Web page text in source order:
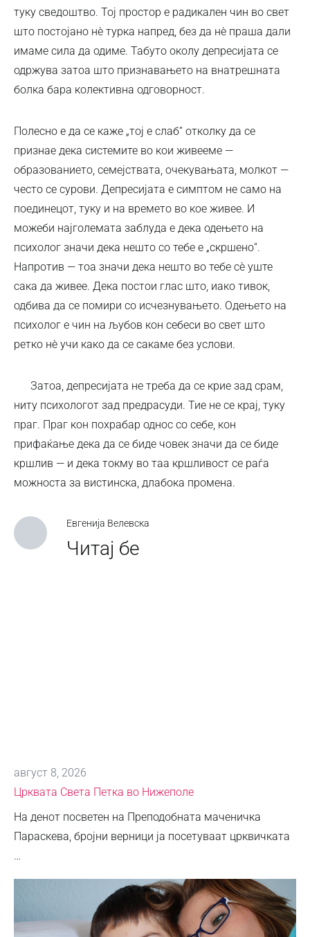
туку сведоштво. Тој простор е радикален чин во свет
што постојано нè турка напред, без да нè праша дали
имаме сила да одиме. Табуто околу депресијата се
одржува затоа што признавањето на внатрешната
болка бара колективна одговорност.
Полесно е да се каже „тој е слаб“ отколку да се
признае дека системите во кои живееме —
образованието, семејствата, очекувањата, молкот —
често се сурови. Депресијата е симптом не само на
поединецот, туку и на времето во кое живее. И
можеби најголемата заблуда е дека одењето на
психолог значи дека нешто со тебе е „скршено“.
Напротив — тоа значи дека нешто во тебе сè уште
сака да живее. Дека постои глас што, иако тивок,
одбива да се помири со исчезнувањето. Одењето на
психолог е чин на љубов кон себеси во свет што
ретко нè учи како да се сакаме без услови.
Затоа, депресијата не треба да се крие зад срам,
ниту психологот зад предрасуди. Тие не се крај, туку
праг. Праг кон похрабар однос со себе, кон
прифаќање дека да се биде човек значи да се биде
кршлив — и дека токму во таа кршливост се раѓа
можноста за вистинска, длабока промена.
Евгенија Велевска
Читај бе
август 8, 2026
Црквата Света Петка во Нижеполе
На денот посветен на Преподобната маченичка
Параскева, бројни верници ја посетуваат црквичката
…